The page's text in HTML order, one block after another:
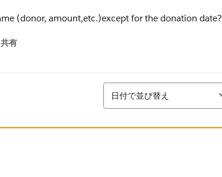
(donor, amount,etc.)except for the donation date?
共有
並び替え
日付で並び替え